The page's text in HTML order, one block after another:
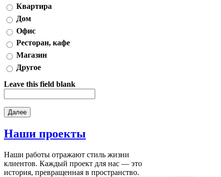
Квартира
Дом
Офис
Ресторан, кафе
Магазин
Другое
Leave this field blank
Наши проекты
Наши работы отражают стиль жизни
клиентов. Каждый проект для нас — это
история, превращенная в пространство.